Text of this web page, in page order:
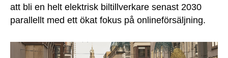
att bli en helt elektrisk biltillverkare senast 2030
parallellt med ett ökat fokus på onlineförsäljning.